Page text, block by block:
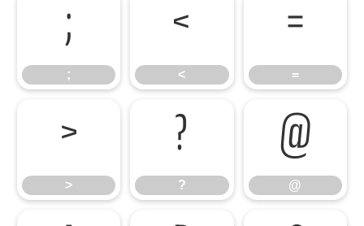
;; <
< =
=
>
> ?
? @
@